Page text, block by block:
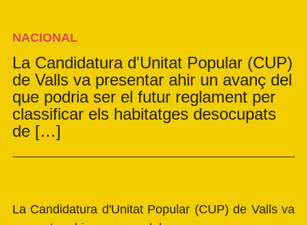
NACIONAL
La Candidatura d'Unitat Popular (CUP)
de Valls va presentar ahir un avanç del
que podria ser el futur reglament per
classificar els habitatges desocupats
de […]
La Candidatura d'Unitat Popular (CUP) de Vallsva